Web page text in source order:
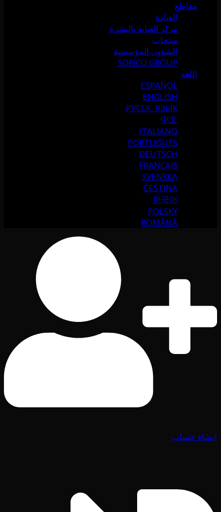
مقاطع
العيادة
مركز العناية بالبشرة
منتجات
الشؤون المؤسسية
SOFICU GROUP
اللغة
ESPAÑOL
ENGLISH
РУССК. ЯЗЫК
中文
ITALIANO
PORTUGUÉS
DEUTSCH
FRANÇAIS
SVENSKA
ČEŠTINA
한국어
POLSKY
ROMÂNĂ
إنشاء حساب